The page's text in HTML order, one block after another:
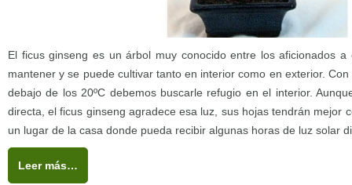
El ficus ginseng es un árbol muy conocido entre los aficionados
mantener y se puede cultivar tanto en interior como en exterior.
debajo de los 20ºC debemos buscarle refugio en el interior.
directa, el ficus ginseng agradece esa luz, sus hojas tendrán mejor
un lugar de la casa donde pueda recibir algunas horas de luz solar
Leer más…